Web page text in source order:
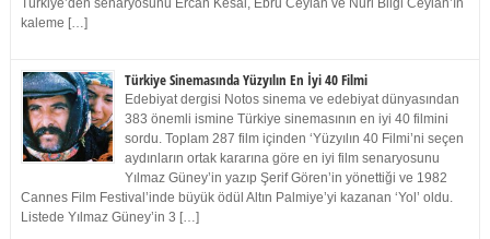
Türkiye’den senaryosunu Ercan Kesal, Ebru Ceylan ve Nuri Bilgi Ceylan’ın
kaleme […]
Türkiye Sinemasında Yüzyılın En İyi 40 Filmi
Edebiyat dergisi Notos sinema ve edebiyat dünyasından
383 önemli ismine Türkiye sinemasının en iyi 40 filmini
sordu. Toplam 287 film içinden ‘Yüzyılın 40 Filmi’ni seçen
aydınların ortak kararına göre en iyi film senaryosunu
Yılmaz Güney’in yazıp Şerif Gören’in yönettiği ve 1982
Cannes Film Festival’inde büyük ödül Altın Palmiye’yi kazanan ‘Yol’ oldu.
Listede Yılmaz Güney’in 3 […]